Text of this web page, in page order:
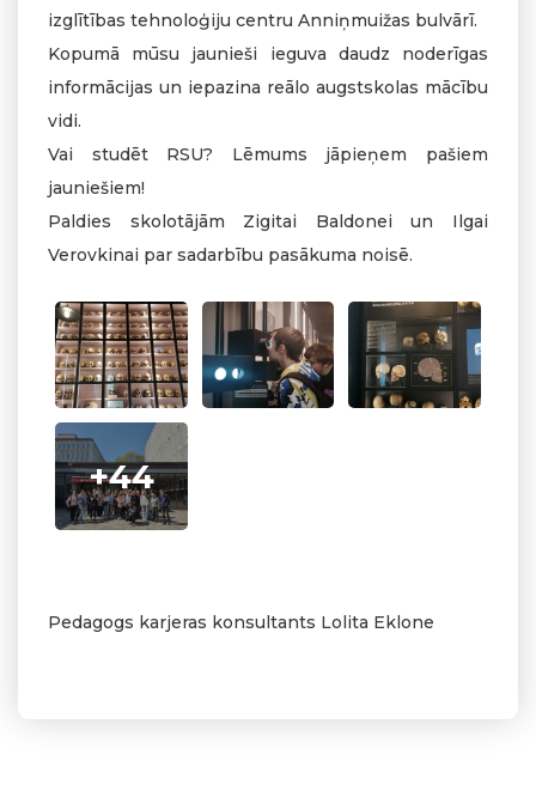
izglītības tehnoloģiju centru Anniņmuižas bulvārī.
Kopumā mūsu jaunieši ieguva daudz noderīgas
informācijas un iepazina reālo augstskolas mācību
vidi.
Vai studēt RSU? Lēmums jāpieņem pašiem
jauniešiem!
Paldies skolotājām Zigitai Baldonei un Ilgai
Verovkinai par sadarbību pasākuma noisē.
+44
Pedagogs karjeras konsultants Lolita Eklone